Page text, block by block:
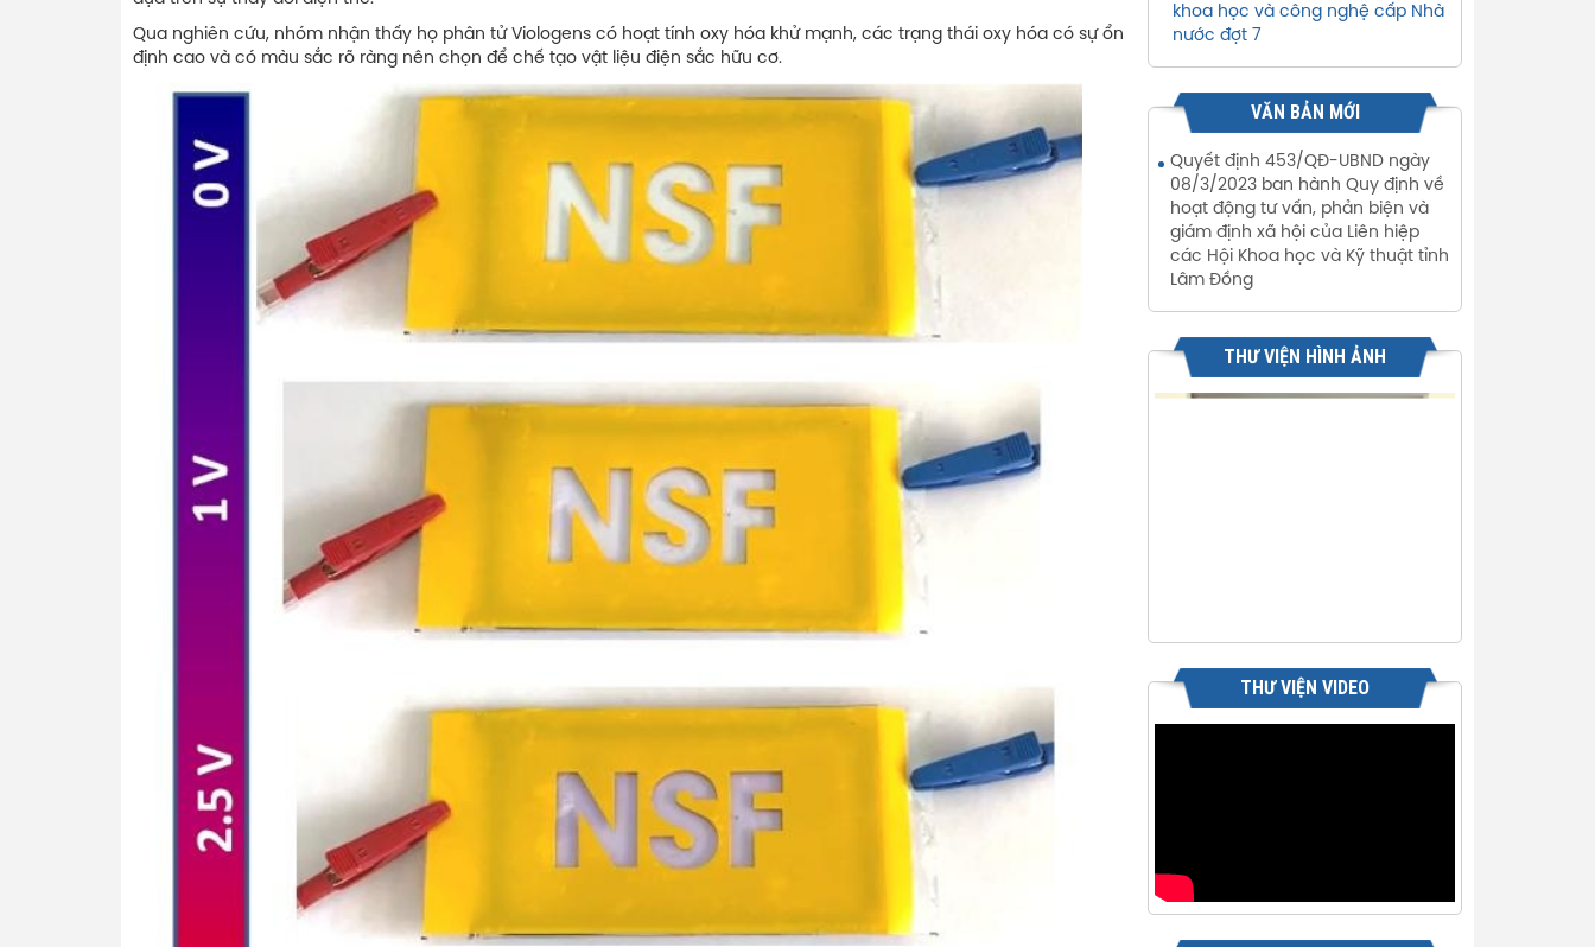
Qua nghiên cứu, nhóm nhận thấy họ phân tử Viologens có hoạt tính oxy hóa khử mạnh, các trạng thái oxy hóa có sự ổn
định cao và có màu sắc rõ ràng nên chọn để chế tạo vật liệu điện sắc hữu cơ.
khoa học và công nghệ cấp Nhà
nước đợt 7
VĂN BẢN MỚI
Quyết định 453/QĐ-UBND ngày
08/3/2023 ban hành Quy định về
hoạt động tư vấn, phản biện và
giám định xã hội của Liên hiệp
các Hội Khoa học và Kỹ thuật tỉnh
Lâm Đồng
THƯ VIỆN HÌNH ẢNH
THƯ VIỆN VIDEO